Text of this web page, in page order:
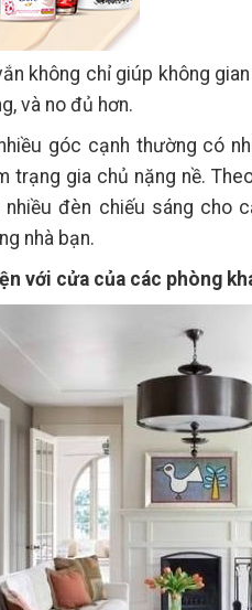
không chỉ giúp không
và no đủ hơn.
góc cạnh thường có
trạng gia chủ nặng nề.
đèn chiếu sáng cho
nhà bạn.
với cửa của các phòng